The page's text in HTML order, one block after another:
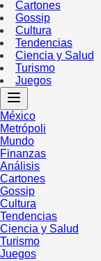
Cartones
Gossip
Cultura
Tendencias
Ciencia y Salud
Turismo
Juegos
México
Metrópoli
Mundo
Finanzas
Análisis
Cartones
Gossip
Cultura
Tendencias
Ciencia y Salud
Turismo
Juegos